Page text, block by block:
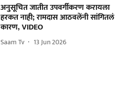
अनुसूचित जातीत उपवर्गीकरण करायला
हरकत नाही; रामदास आठवलेंनी सांगितलं
कारण, VIDEO
Saam Tv 13 Jun 2026